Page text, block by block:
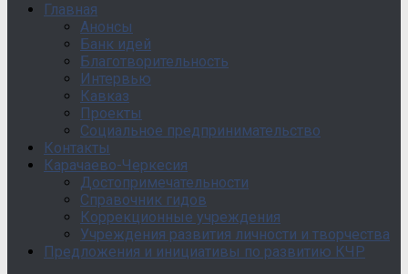
Главная
Анонсы
Банк идей
Благотворительность
Интервью
Кавказ
Проекты
Социальное предпринимательство
Контакты
Карачаево-Черкесия
Достопримечательности
Справочник гидов
Коррекционные учреждения
Учреждения развития личности и творчества
Предложения и инициативы по развитию КЧР